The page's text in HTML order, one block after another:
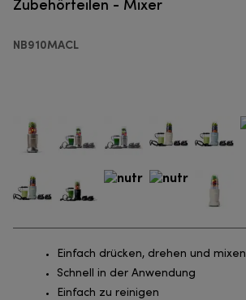
NB910MACL
Einfach drücken, drehen und mixen
Schnell in der Anwendung
Einfach zu reinigen